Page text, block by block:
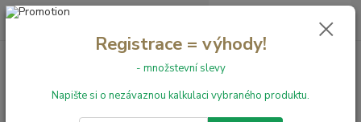
+420 731 199 591 0,00 Kč
Registrace = výhody!
- množstevní slevy
Napište si o nezávaznou kalkulaci vybraného produktu.